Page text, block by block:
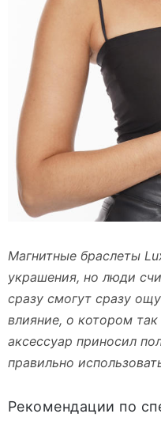
Магнитные браслеты
украшения, но люди
сразу смогут сразу
влияние, о котором
аксессуар приносил
правильно
Рекомендации по